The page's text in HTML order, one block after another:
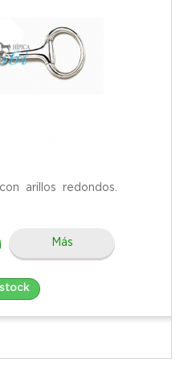
arillos redondos.
Más
stock